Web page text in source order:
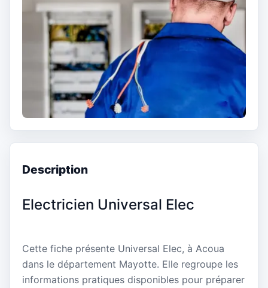
Description
Electricien Universal Elec
Cette fiche présente Universal Elec, à Acoua
dans le département Mayotte. Elle regroupe les
informations pratiques disponibles pour préparer